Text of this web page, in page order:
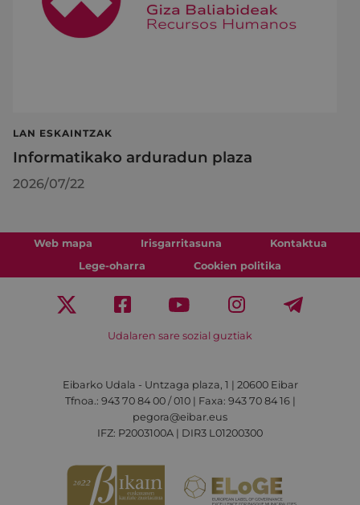
LAN ESKAINTZAK
Informatikako arduradun plaza
2026/07/22
Web mapa Irisgarritasuna
Kontaktua
Lege-oharra
Cookien politika
Udalaren sare sozial guztiak
Eibarko Udala - Untzaga plaza, 1 | 20600 Eibar
Tfnoa.: 943 70 84 00 / 010 | Faxa: 943 70 84 16 |
pegora@eibar.eus
IFZ: P2003100A | DIR3 L01200300